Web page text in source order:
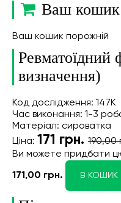
Ваш кошик
Ваш кошик порожній
Ревматоїдний
визначення)
Код дослідження: 147К
Час виконання: 1-3
Матеріал: сироватка
Ціна: 171 грн. 190,00
Ви можете придбати
171,00 грн. В КОШИК